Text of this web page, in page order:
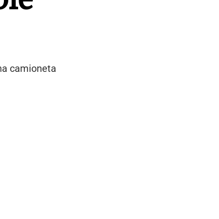
camioneta